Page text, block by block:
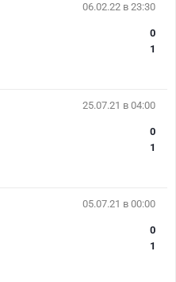
06.02.22 в 23:30
0
1
25.07.21 в 04:00
0
1
05.07.21 в 00:00
0
1